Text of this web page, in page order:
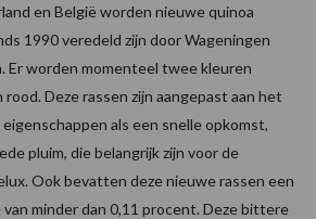
en België worden nieuwe quinoa
1990 veredeld zijn door Wageningen
Er worden momenteel twee kleuren
Deze rassen zijn aangepast aan het
als een snelle opkomst,
pluim, die belangrijk zijn voor de
Ook bevatten deze nieuwe rassen een
minder dan 0,11 procent. Deze bittere